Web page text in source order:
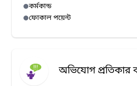
কর্মকান্ড
ফোকাল পয়েন্ট
অভিযোগ প্রতিকার